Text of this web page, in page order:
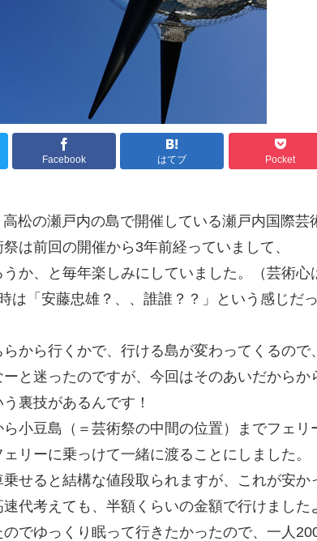
Facebook はてブ Pocket
松の瀬戸内の島で開催している瀬戸内国際芸
は前回の開催から3年前経っていまして、
か、と毎年楽しみにしていました。（芸術心
は「安藤忠雄？、、誰誰？？」という感じだ
から行くかで、行ける島が変わってくるので、
と迷ったのですが、今回はそのあいだからか
裏技があるんです！
小豆島（＝芸術祭の中間の位置）までフェリ
リーに乗っけて一緒に渡ることにしました。
せると結構な値段取られますが、これが安か
代考えても、半額くらいの金額で行けました
でゆっくり眠って行きたかったので、一人